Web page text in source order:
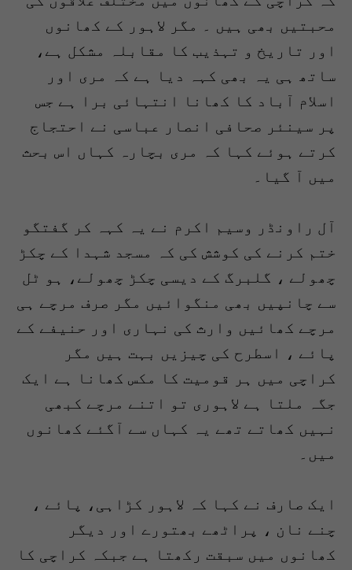
محبتیں بھی ہیں ۔ مگر لاہور کے کھانوں
اور تاریخ و تہذیب کا مقابلہ مشکل ہے،
ساتھ ہی یہ بھی کہہ دیا ہے کہ مری اور
اسلام آباد کا کھانا انتہائی برا ہے جس
پر سینئر صحافی انصار عباسی نے احتجاج
کرتے ہوئے کہا کہ مری بچارہ کہاں اس بحث
میں آ گیا۔
آل راونڈر وسیم اکرم نے یہ کہہ کر گفتگو
ختم کرنے کی کوشش کی کہ مسجد شہدا کے چکڑ
چھولے ، گلبرگ کے دیسی چکڑ چھولے، ہو ٹل
سے چانپیں بھی منگوائیں مگر صرف مرچے ہی
مرچے کھائیں وارث کی نہاری اور حنیفے کے
پائے ، اسطرح کی چیزیں بہت ہیں مگر
کراچی میں ہر قومیت کا مکس کھانا ہے ایک
جگہ ملتا ہے لاہوری تو اتنے مرچے کبھی
نہیں کھاتے تھے یہ کہاں سے آگئے کھانوں
میں۔
ایک صارف نے کہا کہ لاہور کڑاہی، پائے ،
چنے نان ، پراٹھے بھتورے اور دیگر
کھانوں میں سبقت رکھتا ہے جبکہ کراچی کا